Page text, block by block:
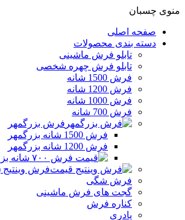
منوی چسبان
صفحه اصلی
دسته بندی محصولات
تابلو فرش ماشینی
تابلو فرش چهره شخصی
فرش 1500 شانه
فرش 1200 شانه
فرش 1000 شانه
فرش 700 شانه
فرش بزرگمهر
فرش 1500 شانه بزرگمهر
فرش 1200 شانه بزرگمهر
فرش وینتیج
فرش شگی
گجت های فرش ماشینی
کناره فرش
پادری